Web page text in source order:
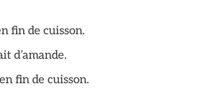
fin de cuisson.
d’amande.
fin de cuisson.